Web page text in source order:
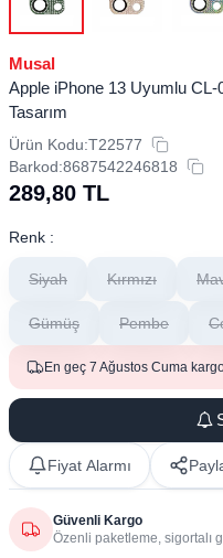
Musal
Apple iPhone 13 Uyumlu CL-
Tasarım
Ürün Kodu:T22577
Barkod:8687542246818
289,80 TL
Renk :
Siyah Kırmızı
Gümüş Pembe
En geç 7 Ağustos Cuma
Fiyat Alarmı
Güvenli Kargo
Özenli paketleme, sigortalı